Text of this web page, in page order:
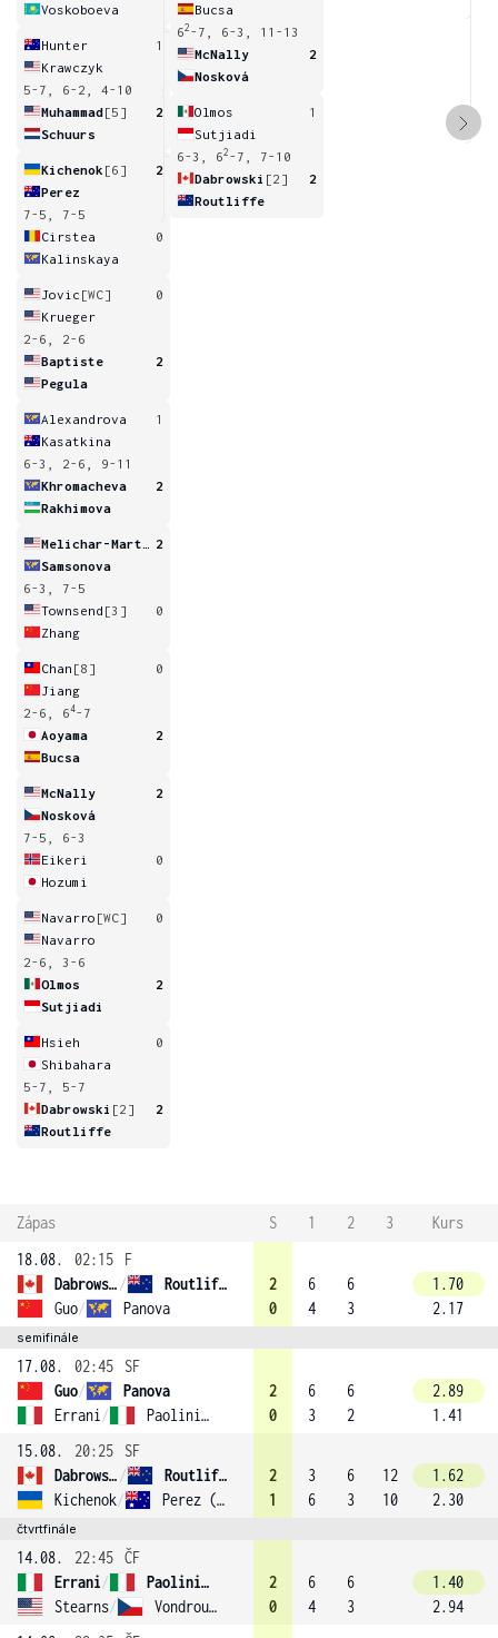
Voskoboeva
Hunter
1
Krawczyk
5-7, 6-2, 4-10
Muhammad[5]
2
Schuurs
Kichenok [6]
2
Perez
7-5, 7-5
Cirstea
0
Kalinskaya
Jovic [WC]
0
Krueger
2-6, 2-6
Baptiste
2
Pegula
Alexandrova
1
Kasatkina
6-3, 2-6, 9-11
Khromacheva
2
Rakhimova
2
Samsonova
6-3, 7-5
Townsend [3]
0
Zhang
Chan [8]
0
Jiang
2-6, 64-7
Aoyama
2
Bucsa
McNally
2
Nosková
7-5, 6-3
Eikeri
0
Hozumi
Navarro [WC]
0
Navarro
2-6, 3-6
Olmos
2
Sutjiadi
Hsieh
0
Shibahara
5-7, 5-7
Dabrowski [2]
2
Routliffe
Bucsa
62 -7, 6-3, 11-13
McNally
2
Nosková
Olmos
1
Sutjiadi
6-3, 62 -7, 7-10
Dabrowski [2]
2
Routliffe
Zápas S 1 2 3
Kurs
18.08.
02:15
F
Dabrowski /
Routliffe (2)
Guo/ Panova
2
0
6
4
6
3
1.70
2.17
semifinále
17.08. 02:45
SF
Guo/
Panova
Errani / Paolini (1)
2
0
6
3
6
2
2.89
1.41
15.08.
20:25
SF
Dabrowski /
Routliffe (2)
Kichenok/ Perez (6)
2
1
3
6
6
3
12
10
1.62
2.30
čtvrtfinále
14.08. 22:45 ČF
Errani/
Paolini (1)
Stearns/ Vondroušová
2
0
6
4
6
3
1.40
2.94